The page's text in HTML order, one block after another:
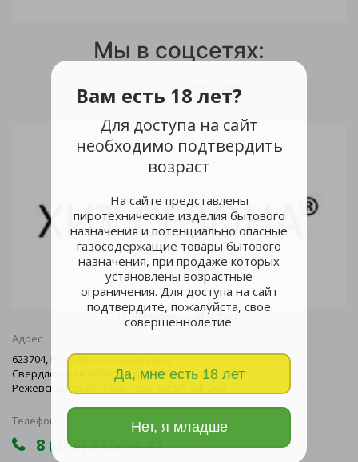
Вам есть 18 лет?
Для доступа на сайт
необходимо подтвердить
возраст
На сайте представлены
пиротехнические изделия бытового
назначения и потенциально опасные
газосодержащие товары бытового
назначения, при продаже которых
установлены возрастные
ограничения. Для доступа на сайт
подтвердите, пожалуйста, свое
совершеннолетие.
Да, мне есть 18 лет
Нет, я младше
Мы в соцсетях:
Центральный офис
Адрес
623704, Российская Федерация,
Свердловская область, город Березовский
Режевской тракт 15км., здание 5А, оф. 203
Телефон
8 (343) 216-64-41